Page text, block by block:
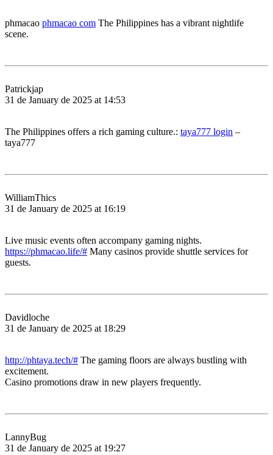
phmacao phmacao com The Philippines has a vibrant nightlife
scene.
Patrickjap
31 de January de 2025 at 14:53
The Philippines offers a rich gaming culture.: taya777 login –
taya777
WilliamThics
31 de January de 2025 at 16:19
Live music events often accompany gaming nights.
https://phmacao.life/# Many casinos provide shuttle services for
guests.
Davidloche
31 de January de 2025 at 18:29
http://phtaya.tech/# The gaming floors are always bustling with
excitement.
Casino promotions draw in new players frequently.
LannyBug
31 de January de 2025 at 19:27